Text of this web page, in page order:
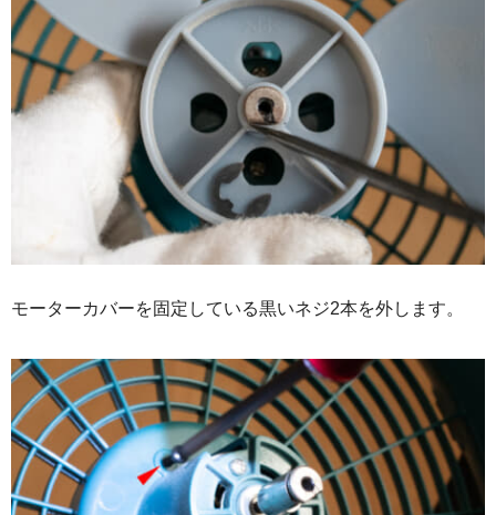
モーターカバーを固定している黒いネジ2本を外します。